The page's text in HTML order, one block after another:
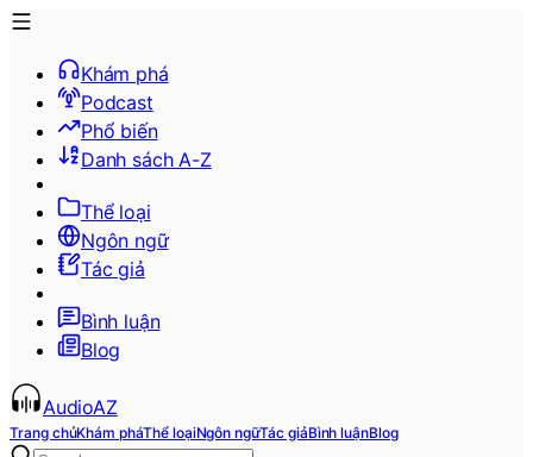
Khám phá
Podcast
Phổ biến
Danh sách A-Z
Thể loại
Ngôn ngữ
Tác giả
Bình luận
Blog
AudioAZ
Trang chủKhám pháThể loạiNgôn ngữTác giảBình luậnBlog